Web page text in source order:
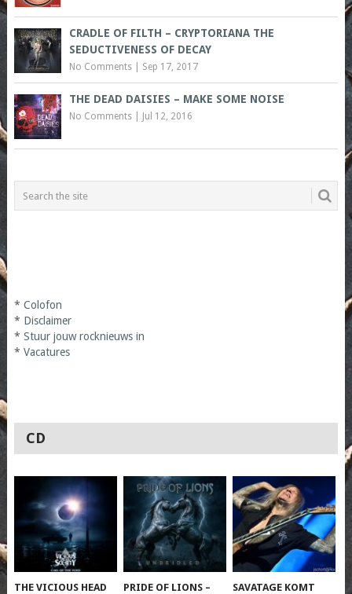
CRADLE OF FILTH – CRYPTORIANA THE
SEDUCTIVENESS OF DECAY
No Comments| Sep 17, 2017
THE DEAD DAISIES – MAKE SOME NOISE
No Comments| Jul 12, 2016
* Colofon
* Disclaimer
* Stuur jouw rocknieuws in
* Vacatures
CD
THE VICIOUS HEAD PRIDE OF LIONS – SAVATAGE KOMT